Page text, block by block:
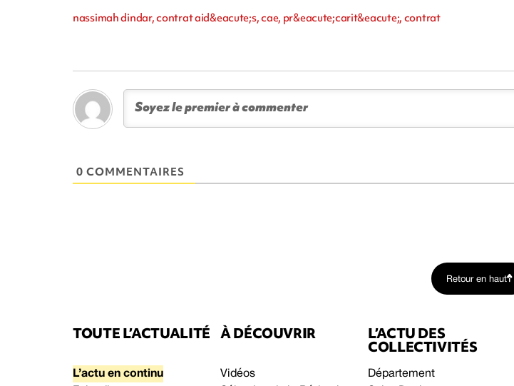
nassimah dindar, contrat aid&eacute;s, cae, pr&eacute;carit&eacute;, contrat
0 COMMENTAIRES
Retour en haut
TOUTE L’ACTUALITÉ
L’actu en continu
À DÉCOUVRIR
Vidéos
L’ACTU DES
COLLECTIVITÉS
Département